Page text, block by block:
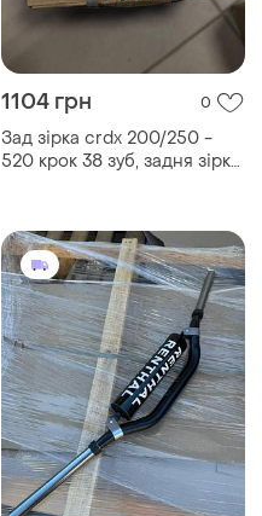
1104 грн 0
Зад зірка crdx 200/250 -
520 крок 38 зуб, задня зірка